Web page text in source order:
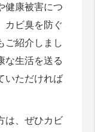
健康被害につ
カビ臭を防ぐ
ご紹介しまし
な生活を送る
いただければ
は、ぜひカビ